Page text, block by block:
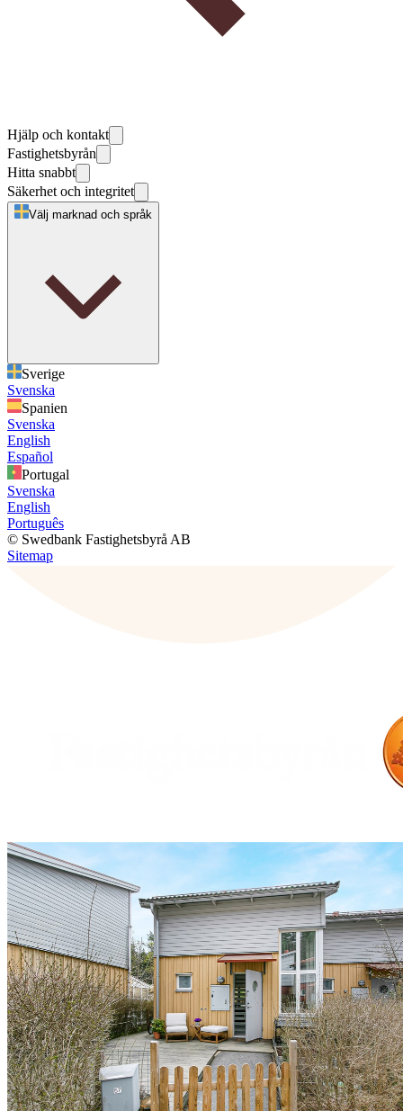
Hjälp och kontakt
Fastighetsbyrån
Hitta snabbt
Säkerhet och integritet
Välj marknad och språk
Sverige
Svenska
Spanien
Svenska
English
Español
Portugal
Svenska
English
Português
© Swedbank Fastighetsbyrå AB
Sitemap